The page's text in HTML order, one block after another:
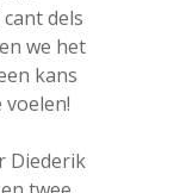
cant dels
we het
kans
Diederik